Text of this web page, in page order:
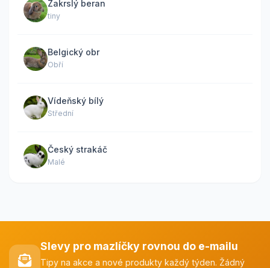
Zakrslý beran
tiny
Belgický obr
Obří
Vídeňský bílý
Střední
Český strakáč
Malé
Slevy pro mazlíčky rovnou do e-mailu
Tipy na akce a nové produkty každý týden. Žádný